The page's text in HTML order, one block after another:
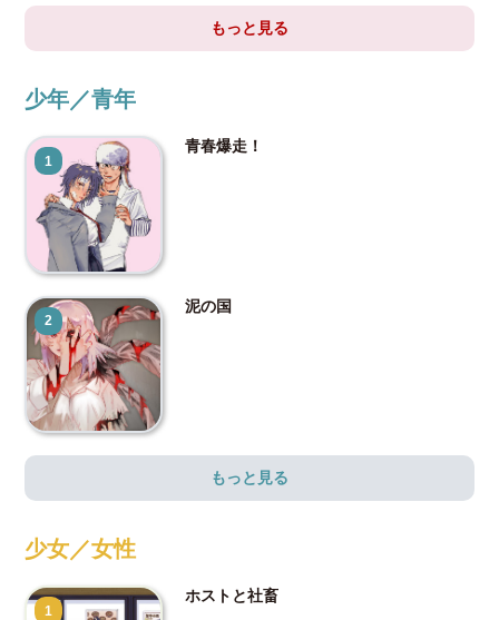
もっと見る
少年／青年
1
青春爆走！
2
泥の国
もっと見る
少女／女性
1
ホストと社畜